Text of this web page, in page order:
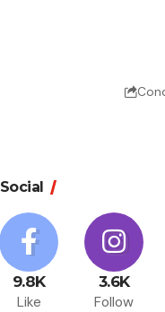
Social
9.8K
Like
3.6K
Follow